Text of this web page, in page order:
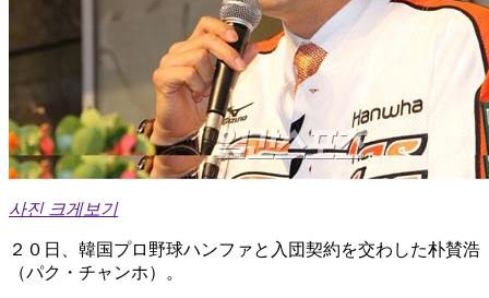
사진 크게보기
２０日、韓国プロ野球ハンファと入団契約を交わした朴賛浩
（パク・チャンホ）。